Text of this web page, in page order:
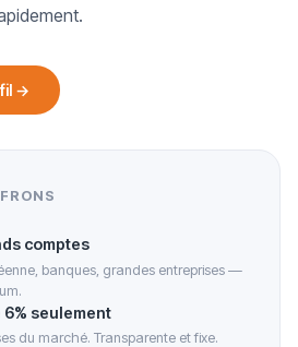
→
comptes
banques, grandes entreprises —
6% seulement
du marché. Transparente et fixe.